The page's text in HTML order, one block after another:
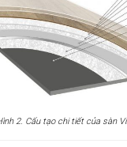
2. Cấu tạo chi tiết của sàn